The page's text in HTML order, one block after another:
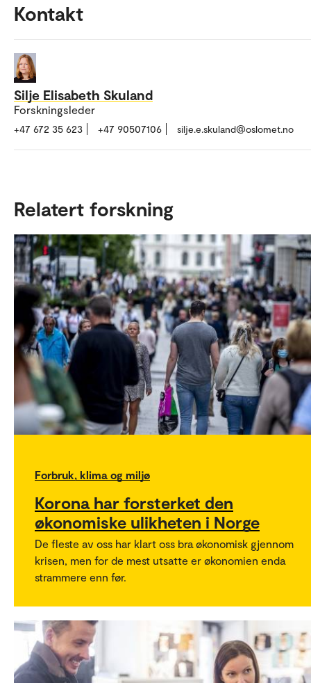
Kontakt
Silje Elisabeth Skuland
Forskningsleder
+47 672 35 623 +47 90507106 silje.e.skuland@oslomet.no
Relatert forskning
Forbruk, klima og miljø
Korona har forsterket den
økonomiske ulikheten i Norge
De fleste av oss har klart oss bra økonomisk gjennom
krisen, men for de mest utsatte er økonomien enda
strammere enn før.